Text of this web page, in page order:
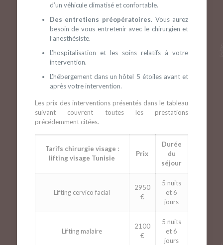
d’un véhicule climatisé et confortable.
Des entretiens préopératoires. Vous aurez
besoin de vous entretenir avec le chirurgien et
l’anesthésiste.
L’hospitalisation et les soins relatifs à votre
intervention.
L’hébergement dans un hôtel 5 étoiles avant et
après votre intervention.
Les prix des interventions présentés dans le tableau
suivant couvrent toutes les prestations
précédemment citées.
Tarifs chirurgie visage :
lifting visage Tunisie
Prix
Durée
du
séjour
Lifting cervico facial
2950
€
5 nuits
et 6
jours
Lifting malaire
2100
€
5 nuits
et 6
jours